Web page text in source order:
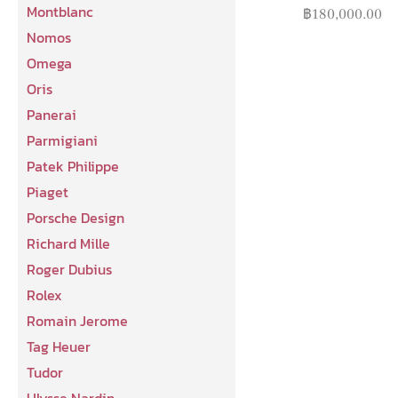
Montblanc
Nomos
Omega
Oris
Panerai
Parmigiani
Patek Philippe
Piaget
Porsche Design
Richard Mille
Roger Dubius
Rolex
Romain Jerome
Tag Heuer
Tudor
฿180,000.00